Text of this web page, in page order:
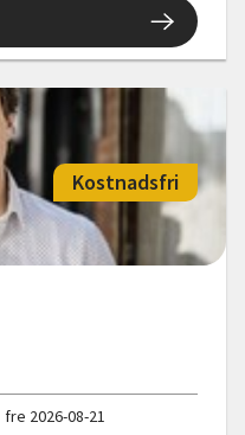
Kostnadsfri
fre 2026-08-21